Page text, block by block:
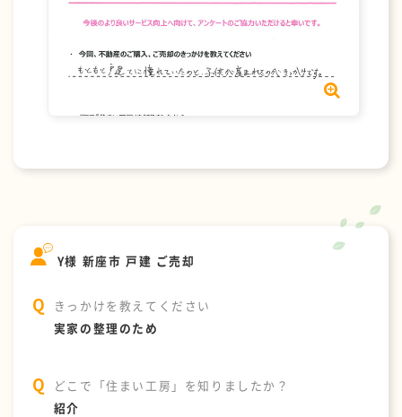
Y様 新座市 戸建 ご売却
きっかけを教えてください
実家の整理のため
どこで「住まい工房」を知りましたか？
紹介